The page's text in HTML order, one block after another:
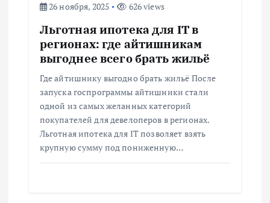
26 ноября, 2025
626 views
Льготная ипотека для IT в
регионах: где айтишникам
выгоднее всего брать жильё
Где айтишнику выгодно брать жильё После
запуска госпрограммы айтишники стали
одной из самых желанных категорий
покупателей для девелоперов в регионах.
Льготная ипотека для IT позволяет взять
крупную сумму под пониженную…